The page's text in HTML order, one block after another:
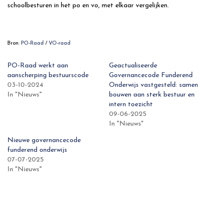
schoolbesturen in het po en vo, met elkaar vergelijken.
Bron: PO-Raad / VO-raad
PO-Raad werkt aan
aanscherping bestuurscode
03-10-2024
In "Nieuws"
Geactualiseerde
Governancecode Funderend
Onderwijs vastgesteld: samen
bouwen aan sterk bestuur en
intern toezicht
09-06-2025
In "Nieuws"
Nieuwe governancecode
funderend onderwijs
07-07-2025
In "Nieuws"